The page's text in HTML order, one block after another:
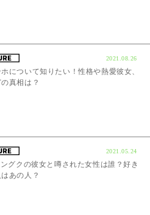
2021.08.26
について知りたい！性格や熱愛彼女、
真相は？
2021.05.24
グクの彼女と噂された女性は誰？好き
あの人？